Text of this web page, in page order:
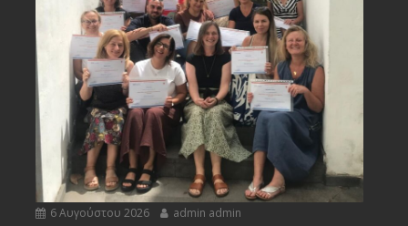
6 Αυγούστου 2026 admin admin